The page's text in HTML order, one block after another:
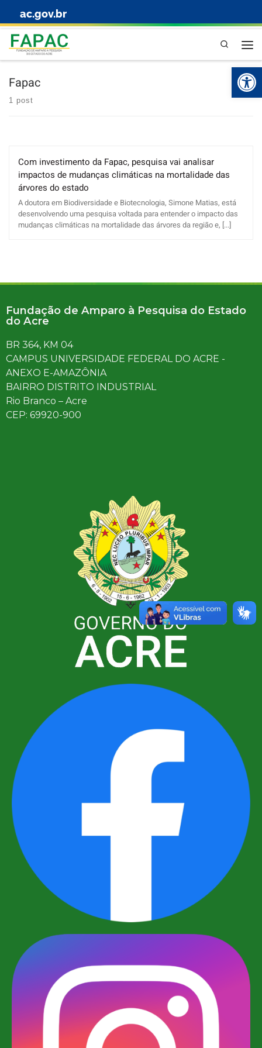
Skip to content
ac.gov.br
Pesquisa
Fapac
1 post
Com investimento da Fapac, pesquisa vai analisar
impactos de mudanças climáticas na mortalidade das
árvores do estado
A doutora em Biodiversidade e Biotecnologia, Simone Matias, está
desenvolvendo uma pesquisa voltada para entender o impacto das
mudanças climáticas na mortalidade das árvores da região e, [...]
Fundação de Amparo à Pesquisa do Estado
do Acre
BR 364, KM 04
CAMPUS UNIVERSIDADE FEDERAL DO ACRE -
ANEXO E-AMAZÔNIA
BAIRRO DISTRITO INDUSTRIAL
Rio Branco – Acre
CEP: 69920-900